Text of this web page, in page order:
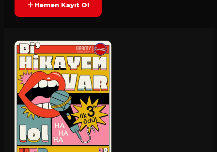
Hemen Kayıt Ol